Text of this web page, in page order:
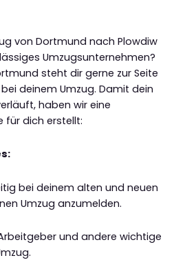
von Dortmund nach Plowdiw
Umzugsunternehmen?
steht dir gerne zur Seite
deinem Umzug. Damit dein
haben wir eine
für dich erstellt:
bei deinem alten und neuen
Umzug anzumelden.
und andere wichtige